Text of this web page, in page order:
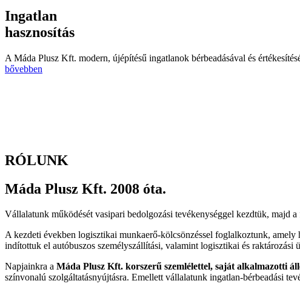
Ingatlan
hasznosítás
A Máda Plusz Kft. modern, újépítésű ingatlanok bérbeadásával és
bővebben
RÓLUNK
Máda Plusz Kft. 2008 óta.
Vállalatunk működését vasipari bedolgozási tevékenységgel kezdtük, majd
A kezdeti években logisztikai munkaerő-kölcsönzéssel foglalkoztunk, amely
indítottuk el autóbuszos személyszállítási, valamint logisztikai és raktározási
Napjainkra a Máda Plusz Kft. korszerű szemlélettel, saját alkalmazotti
színvonalú szolgáltatásnyújtásra. Emellett vállalatunk ingatlan-bérbeadási